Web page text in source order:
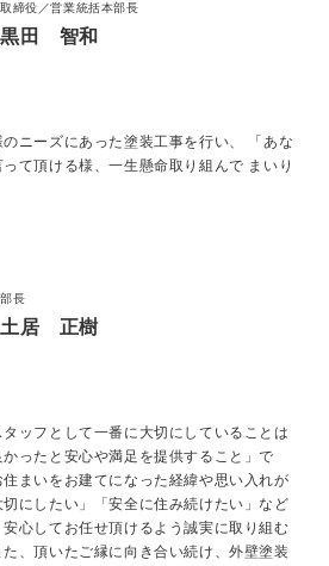
取締役／営業統括本部長
黒田 智和
ニーズにあった塗装工事を行い、 「あな
て頂ける様、一生懸命取り組んで まいり
部長
土居 正樹
ッフとして一番に大切にしていることは
かったと安心や満足を提供すること」で
まいをお建てになった経緯や思い入れが
にしたい」「安全に住み続けたい」など
心してお任せ頂けるよう誠実に取り組む
、頂いたご縁に向き合い続け、外壁塗装